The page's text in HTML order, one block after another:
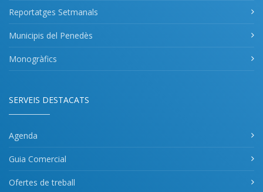
Reportatges Setmanals
Municipis del Penedès
Monogràfics
SERVEIS DESTACATS
Agenda
Guia Comercial
Ofertes de treball